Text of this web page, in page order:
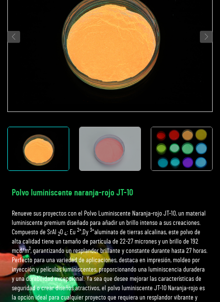
Polvo luminiscente naranja-rojo JT-10
Renueve sus proyectos con el Polvo Luminiscente Naranja-rojo JT-10, un material
luminiscente premium diseñado para añadir un brillo intenso a sus creaciones.
Compuesto de SrAl 2O 4: Eu 2+,Dy 3+aluminato de tierras alcalinas, este polvo de
alta calidad tiene un tamaño de partícula de 22-27 micrones y un brillo de 192
mcd/m², garantizando un resplandor brillante y constante durante hasta 27 horas.
Perfecto para una variedad de aplicaciones, destaca en impresión, moldeo por
inyección y películas luminiscentes, proporcionando una luminiscencia duradera
y una durabilidad excepcional. Ya sea que desee mejorar las características de
seguridad o crear diseños atractivos, el polvo luminiscente JT-10 Naranja-rojo es
la opción ideal para cualquier proyecto que requiera un resplandor vibrante y